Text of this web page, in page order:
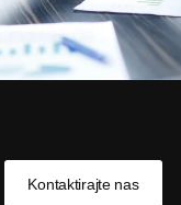
Kontaktirajte nas